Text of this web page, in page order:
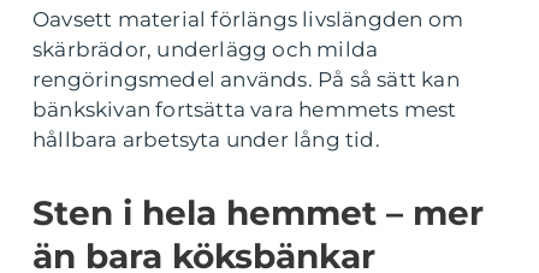
Oavsett material förlängs livslängden om
skärbrädor, underlägg och milda
rengöringsmedel används. På så sätt kan
bänkskivan fortsätta vara hemmets mest
hållbara arbetsyta under lång tid.
Sten i hela hemmet – mer
än bara köksbänkar